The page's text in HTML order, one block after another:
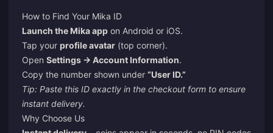
How to Find Your Mika ID
Launch the Mika app on Android or iOS.
Tap your profile avatar (top corner).
Open Settings → Account Information.
Copy the number shown under “User ID.”
Tip: Paste this ID exactly in the checkout form to ensure
instant delivery.
Why Choose Us